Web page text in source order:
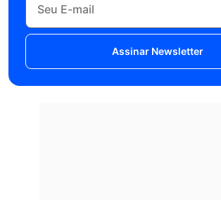
Assinar Newsletter